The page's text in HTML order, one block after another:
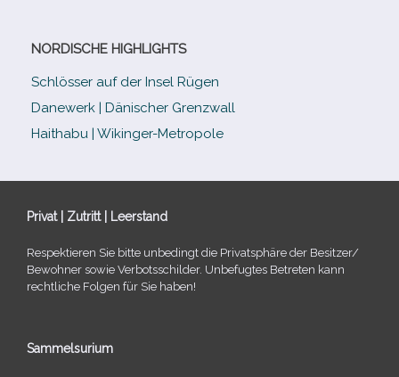
NORDISCHE HIGHLIGHTS
Schlösser auf der Insel Rügen
Danewerk | Dänischer Grenzwall
Haithabu | Wikinger-Metropole
Privat | Zutritt | Leerstand
Respektieren Sie bitte unbe­dingt die Privatsphäre der Besitzer/​
Bewohner sowie Verbotsschilder. Unbefugtes Betreten kann
recht­li­che Folgen für Sie haben!
Sammelsurium